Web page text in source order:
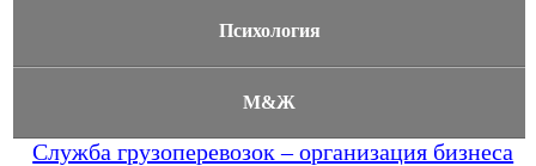
Психология
М&Ж
Служба грузоперевозок – организация бизнеса